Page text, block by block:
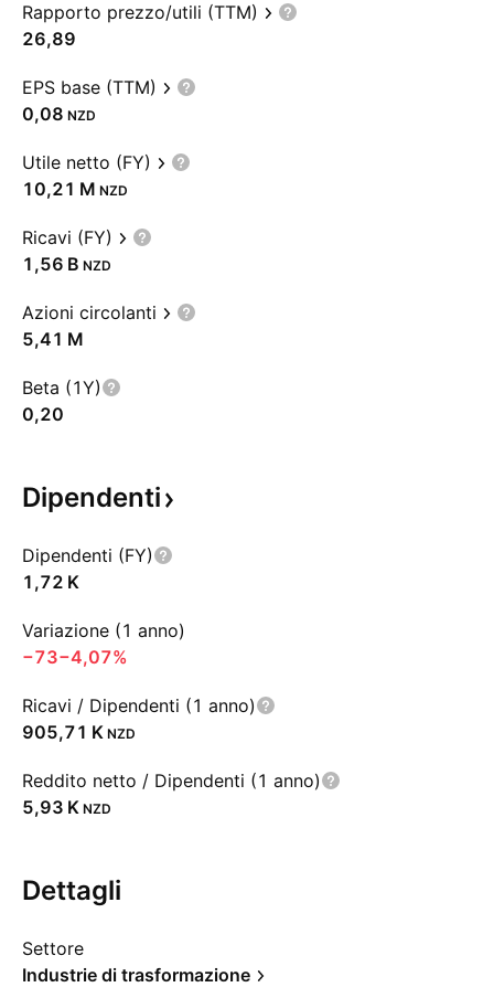
Rapporto prezzo/utili (TTM)
26,89
EPS base (TTM)
0,08 NZD
Utile netto (FY)
‪10,21 M‬ NZD
Ricavi (FY)
‪1,56 B‬ NZD
Azioni circolanti
‪5,41 M‬
Beta (1Y)
0,20
Dipendenti
Dipendenti (FY)
‪1,72 K‬
Variazione (1 anno)
−73−4,07%
Ricavi / Dipendenti (1 anno)
‪905,71 K‬ NZD
Reddito netto / Dipendenti (1 anno)
‪5,93 K‬ NZD
Dettagli
Settore
Industrie di trasformazione